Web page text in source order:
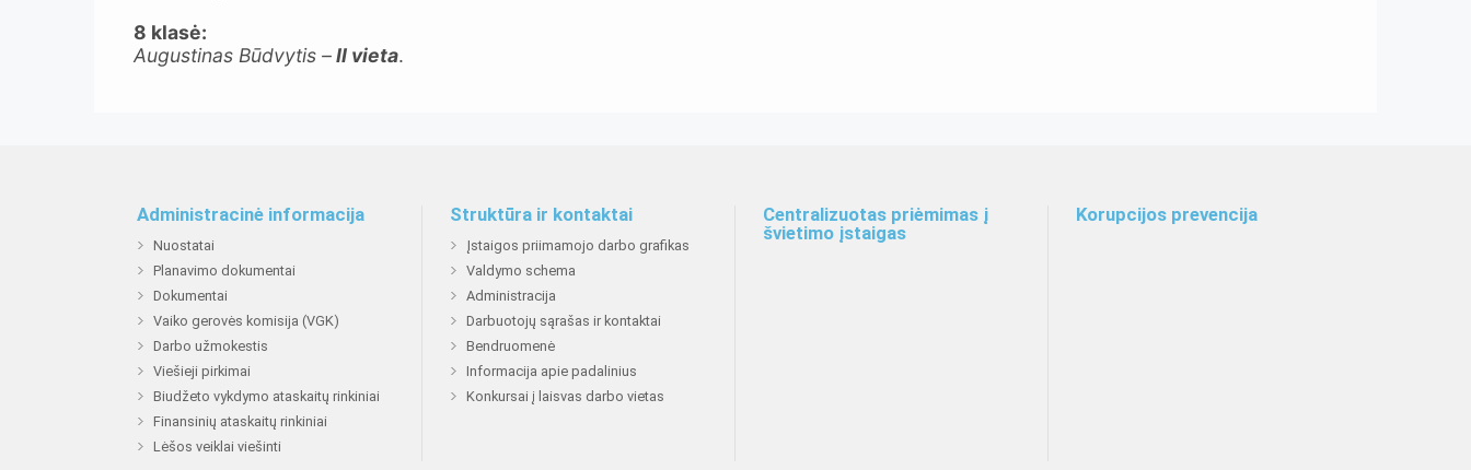
8 klasė:
Augustinas Būdvytis –II vieta.
Administracinė informacija
Nuostatai
Planavimo dokumentai
Dokumentai
Vaiko gerovės komisija (VGK)
Darbo užmokestis
Viešieji pirkimai
Biudžeto vykdymo ataskaitų rinkiniai
Finansinių ataskaitų rinkiniai
Lėšos veiklai viešinti
Struktūra ir kontaktai
Įstaigos priimamojo darbo grafikas
Valdymo schema
Administracija
Darbuotojų sąrašas ir kontaktai
Bendruomenė
Informacija apie padalinius
Konkursai į laisvas darbo vietas
Centralizuotas priėmimas į
švietimo įstaigas
Korupcijos prevencija